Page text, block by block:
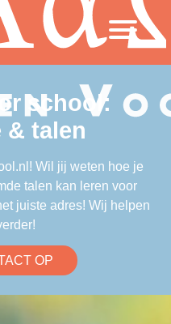
school:
talen
Wil jij weten hoe je
talen kan leren voor
juiste adres! Wij helpen
OP